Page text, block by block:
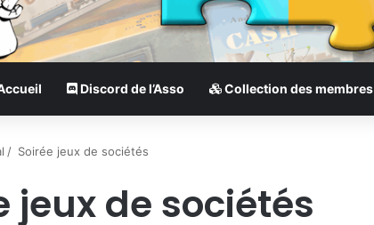
Discord de l’Asso Collection des membres
/ Soirée jeux de sociétés
jeux de sociétés